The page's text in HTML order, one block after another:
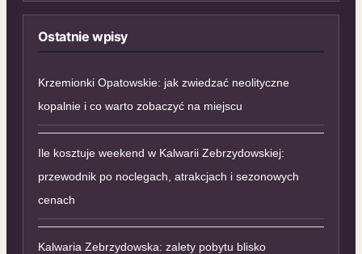
Ostatnie wpisy
Krzemionki Opatowskie: jak zwiedzać neolityczne
kopalnie i co warto zobaczyć na miejscu
Ile kosztuje weekend w Kalwarii Zebrzydowskiej:
przewodnik po noclegach, atrakcjach i sezonowych
cenach
Kalwaria Zebrzydowska: zalety pobytu blisko